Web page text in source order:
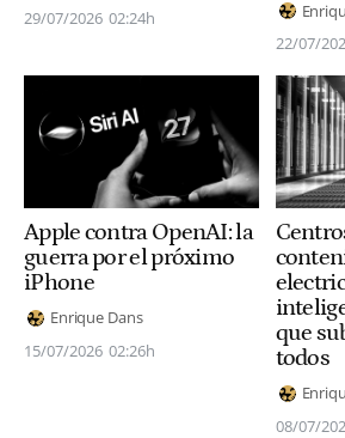
29/07/2026 02:24h
22/07/
Apple contra OpenAI: la
guerra por el próximo
iPhone
Enrique Dans
15/07/2026 02:26h
que
todos
08/07/